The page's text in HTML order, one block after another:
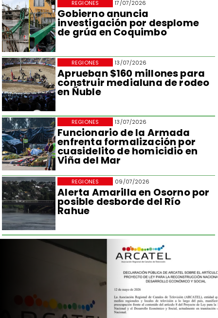
17/07/2026
Gobierno anuncia
investigación por desplome
de grúa en Coquimbo
REGIONES
13/07/2026
Aprueban $160 millones para
construir medialuna de rodeo
en Ñuble
REGIONES
13/07/2026
Funcionario de la Armada
enfrenta formalización por
cuasidelito de homicidio en
Viña del Mar
REGIONES
09/07/2026
Alerta Amarilla en Osorno por
posible desborde del Río
Rahue
REGIONES